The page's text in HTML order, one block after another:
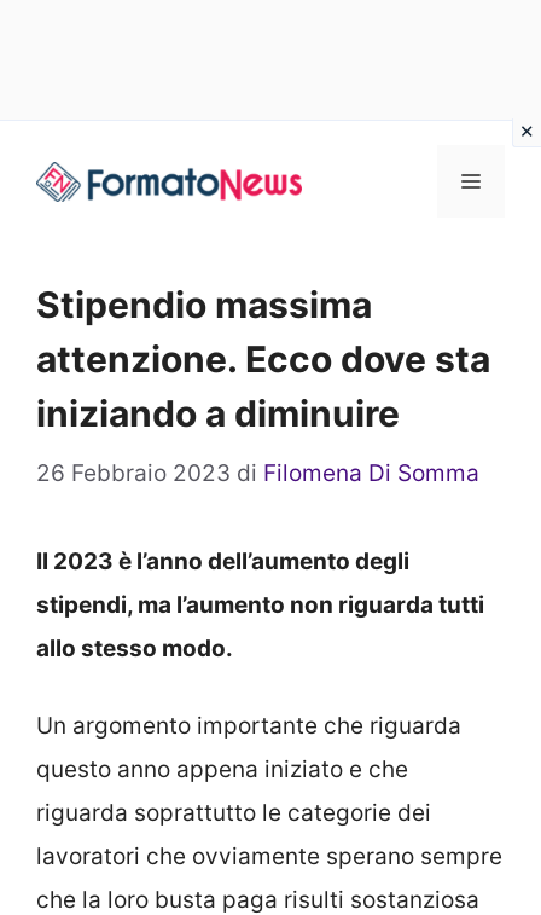
Menu
Stipendio massima
attenzione. Ecco dove sta
iniziando a diminuire
26 Febbraio 2023 di Filomena Di Somma
Il 2023 è l’anno dell’aumento degli
stipendi, ma l’aumento non riguarda tutti
allo stesso modo.
Un argomento importante che riguarda
questo anno appena iniziato e che
riguarda soprattutto le categorie dei
lavoratori che ovviamente sperano sempre
che la loro busta paga risulti sostanziosa